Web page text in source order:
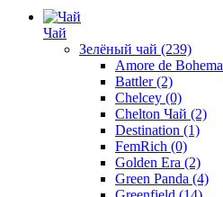
Чай
Зелёный чай (239)
Amore de Bohema
Battler(2)
Chelcey (0)
Chelton Чай (2)
Destination (1)
FemRich (0)
Golden Era (2)
Green Panda (4)